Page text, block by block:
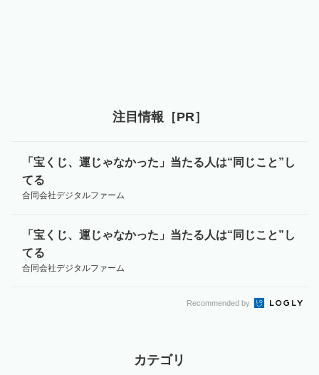
注目情報［PR］
「宝くじ、運じゃなかった」当たる人は“同じこと”し
てる
合同会社デジタルファーム
「宝くじ、運じゃなかった」当たる人は“同じこと”し
てる
合同会社デジタルファーム
Recommended by
カテゴリ